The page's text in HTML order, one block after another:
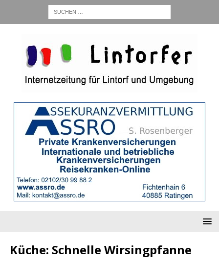
Küche: Schnelle Wirsingpfanne